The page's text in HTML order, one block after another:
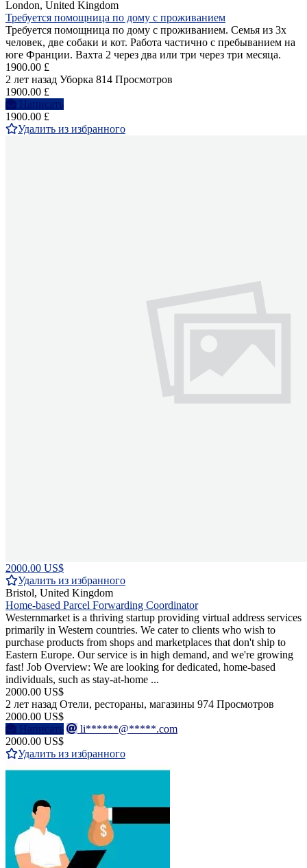
London, United Kingdom
Требуется помощница по дому с проживанием
Требуется помощница по дому с проживанием. Семья из 3х
человек, две собаки и кот. Работа частично с пребыванием на
юге Франции. Вахта 2 через два или три через три месяца.
1900.00 £
2 лет назад Уборка 814 Просмотров
1900.00 £
Написать
1900.00 £
Удалить из избранного
2000.00 US$
Удалить из избранного
Bristol, United Kingdom
Home-based Parcel Forwarding Coordinator
Westernmarket is a thriving startup providing virtual address services
primarily in Western countries. We cater to clients who wish to
purchase products from shops and marketplaces that don't ship to
Eastern Europe. Our service is in high demand, and we're growing
fast! Job Overview: We are looking for dedicated, home-based
individuals, such as stay-at-home ...
2000.00 US$
2 лет назад Отели, рестораны, магазины 974 Просмотров
2000.00 US$
Написать
li******@*****.com
2000.00 US$
Удалить из избранного